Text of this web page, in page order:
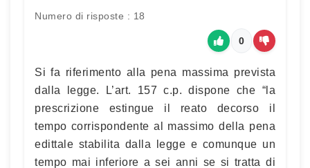
Numero di risposte : 18
0
Si fa riferimento alla pena massima prevista
dalla legge. L’art. 157 c.p. dispone che “la
prescrizione estingue il reato decorso il
tempo corrispondente al massimo della pena
edittale stabilita dalla legge e comunque un
tempo mai inferiore a sei anni se si tratta di